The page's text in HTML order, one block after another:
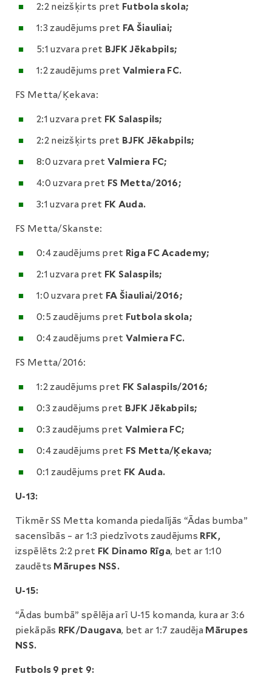
2:2 neizšķirts pret Futbola skola;
1:3 zaudējums pret FA Šiauliai;
5:1 uzvara pret BJFK Jēkabpils;
1:2 zaudējums pret Valmiera FC.
FS Metta/Ķekava:
2:1 uzvara pret FK Salaspils;
2:2 neizšķirts pret BJFK Jēkabpils;
8:0 uzvara pret Valmiera FC;
4:0 uzvara pret FS Metta/2016;
3:1 uzvara pret FK Auda.
FS Metta/Skanste:
0:4 zaudējums pret Riga FC Academy;
2:1 uzvara pret FK Salaspils;
1:0 uzvara pret FA Šiauliai/2016;
0:5 zaudējums pret Futbola skola;
0:4 zaudējums pret Valmiera FC.
FS Metta/2016:
1:2 zaudējums pret FK Salaspils/2016;
0:3 zaudējums pret BJFK Jēkabpils;
0:3 zaudējums pret Valmiera FC;
0:4 zaudējums pret FS Metta/Ķekava;
0:1 zaudējums pret FK Auda.
U-13:
Tikmēr SS Metta komanda piedalījās “Ādas bumba”
sacensībās – ar 1:3 piedzīvots zaudējums RFK,
izspēlēts 2:2 pret FK Dinamo Rīga, bet ar 1:10
zaudēts Mārupes NSS.
U-15:
“Ādas bumbā” spēlēja arī U-15 komanda, kura ar 3:6
piekāpās RFK/Daugava, bet ar 1:7 zaudēja Mārupes
NSS.
Futbols 9 pret 9: